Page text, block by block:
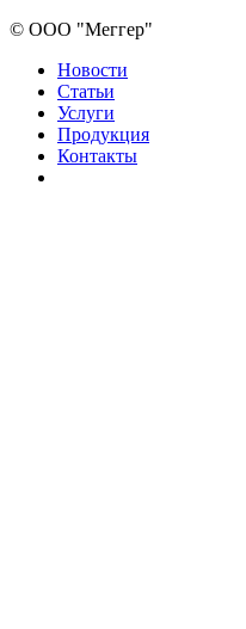
© ООО "Меггер"
Новости
Статьи
Услуги
Продукция
Контакты